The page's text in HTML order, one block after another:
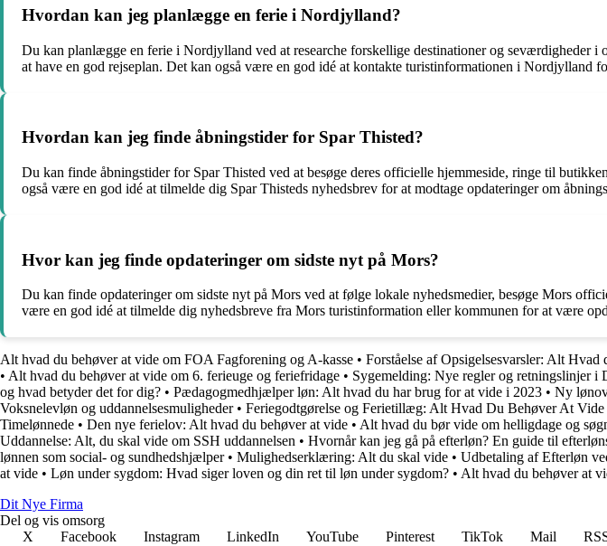
Hvordan kan jeg planlægge en ferie i Nordjylland?
Du kan planlægge en ferie i Nordjylland ved at researche forskellige destinationer og seværdigheder
at have en god rejseplan. Det kan også være en god idé at kontakte turistinformationen i Nordjylland
Hvordan kan jeg finde åbningstider for Spar Thisted?
Du kan finde åbningstider for Spar Thisted ved at besøge deres officielle hjemmeside, ringe til
også være en god idé at tilmelde dig Spar Thisteds nyhedsbrev for at modtage opdateringer om
Hvor kan jeg finde opdateringer om sidste nyt på Mors?
Du kan finde opdateringer om sidste nyt på Mors ved at følge lokale nyhedsmedier, besøge Mors
være en god idé at tilmelde dig nyhedsbreve fra Mors turistinformation eller kommunen for at være
Alt hvad du behøver at vide om FOA Fagforening og A-kasse • Forståelse af Opsigelsesvarsler: Alt Hvad
• Alt hvad du behøver at vide om 6. ferieuge og feriefridage • Sygemelding: Nye regler og retningslinjer i
og hvad betyder det for dig? • Pædagogmedhjælper løn: Alt hvad du har brug for at vide i 2023 • Ny
Voksnelevløn og uddannelsesmuligheder• Feriegodtgørelse og Ferietillæg: Alt Hvad Du Behøver At Vide
Timelønnede • Den nye ferielov: Alt hvad du behøver at vide • Alt hvad du bør vide om helligdage og
Uddannelse: Alt, du skal vide om SSH uddannelsen • Hvornår kan jeg gå på efterløn? En guide til
lønnen som social- og sundhedshjælper• Mulighedserklæring: Alt du skal vide • Udbetaling af Efterløn
at vide • Løn under sygdom: Hvad siger loven og din ret til løn under sygdom? • Alt hvad du behøver at
Dit Nye Firma
Del og vis omsorg
X
Facebook Instagram LinkedIn YouTube Pinterest TikTok Mail